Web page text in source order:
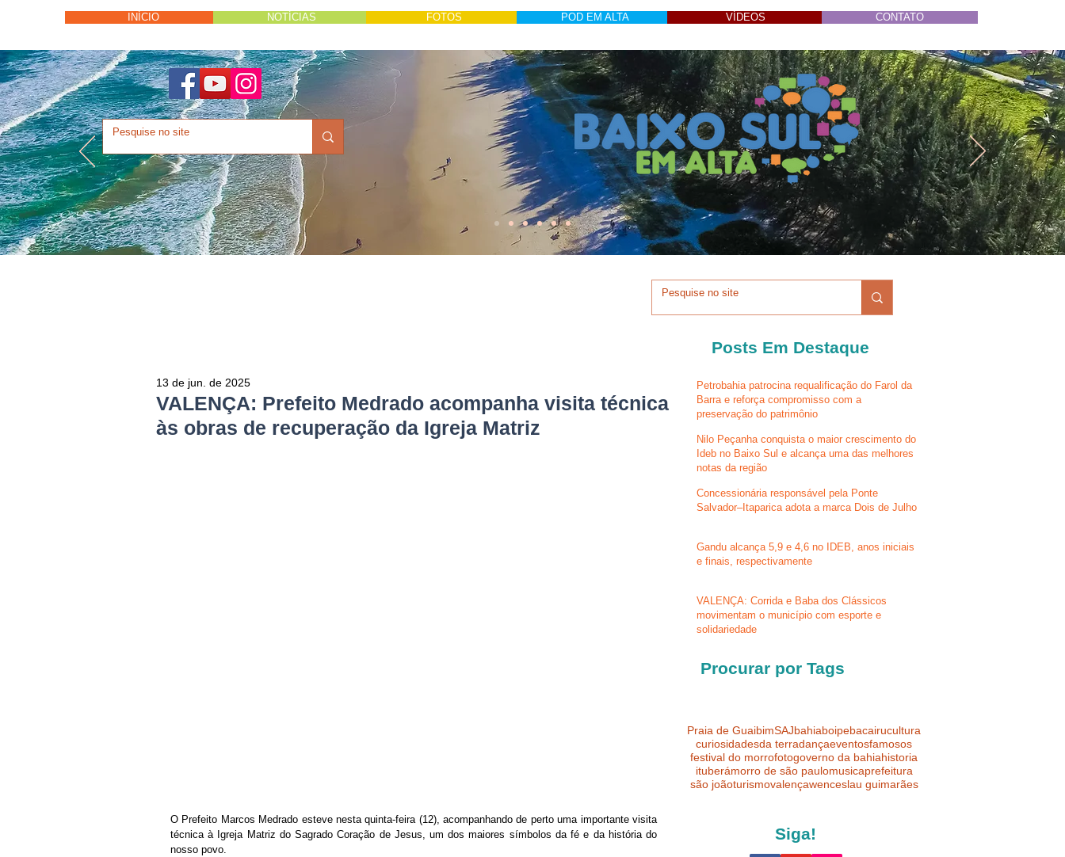
INÍCIO NOTÍCIAS FOTOS POD EM ALTA VÍDEOS CONTATO
VALENÇA: Prefeito Medrado acompanha visita técnica
às obras de recuperação da Igreja Matriz
13 de jun. de 2025
O Prefeito Marcos Medrado esteve nesta quinta-feira (12), acompanhando de perto uma importante visita
técnica à Igreja Matriz do Sagrado Coração de Jesus, um dos maiores símbolos da fé e da história do
nosso povo.
Posts Em Destaque
Petrobahia patrocina requalificação do Farol da
Barra e reforça compromisso com a
preservação do patrimônio
Nilo Peçanha conquista o maior crescimento do
Ideb no Baixo Sul e alcança uma das melhores
notas da região
Concessionária responsável pela Ponte
Salvador–Itaparica adota a marca Dois de Julho
Gandu alcança 5,9 e 4,6 no IDEB, anos iniciais
e finais, respectivamente
VALENÇA: Corrida e Baba dos Clássicos
movimentam o município com esporte e
solidariedade
Procurar por Tags
Praia de GuaibimSAJbahiaboipebacairucultura
curiosidadesda terradançaeventosfamosos
festival do morrofotogoverno da bahiahistoria
ituberámorro de são paulomusicaprefeitura
são joãoturismovalençawenceslau guimarães
Siga!